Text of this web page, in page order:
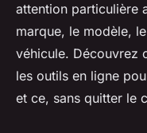
attention particulière
marque, le modèle,
véhicule. Découvrez
les outils en ligne
et ce, sans quitter le